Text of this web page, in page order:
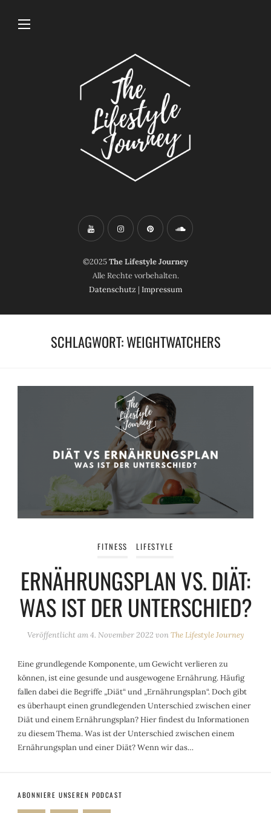
©2025The Lifestyle Journey
Alle Rechte vorbehalten.
Datenschutz | Impressum
SCHLAGWORT:WEIGHTWATCHERS
FITNESS LIFESTYLE
ERNÄHRUNGSPLAN VS. DIÄT:
WAS IST DER UNTERSCHIED?
Veröffentlicht am4. November 2022 vonThe Lifestyle Journey
Eine grundlegende Komponente, um Gewicht verlieren zu
können, ist eine gesunde und ausgewogene Ernährung. Häufig
fallen dabei die Begriffe „Diät“ und „Ernährungsplan“. Doch gibt
es überhaupt einen grundlegenden Unterschied zwischen einer
Diät und einem Ernährungsplan? Hier findest du Informationen
zu diesem Thema. Was ist der Unterschied zwischen einem
Ernährungsplan und einer Diät? Wenn wir das…
ABONNIERE UNSEREN PODCAST